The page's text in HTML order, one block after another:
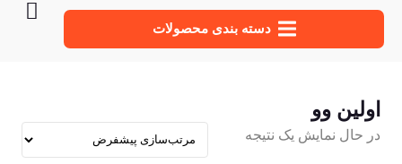
دسته‌ بندی محصولات
اولین وو
در حال نمایش یک نتیجه